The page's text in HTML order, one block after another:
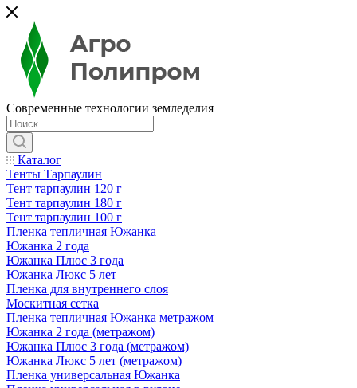
Современные технологии земледелия
Каталог
Тенты Тарпаулин
Тент тарпаулин 120 г
Тент тарпаулин 180 г
Тент тарпаулин 100 г
Пленка тепличная Южанка
Южанка 2 года
Южанка Плюс 3 года
Южанка Люкс 5 лет
Пленка для внутреннего слоя
Москитная сетка
Пленка тепличная Южанка метражом
Южанка 2 года (метражом)
Южанка Плюс 3 года (метражом)
Южанка Люкс 5 лет (метражом)
Пленка универсальная Южанка